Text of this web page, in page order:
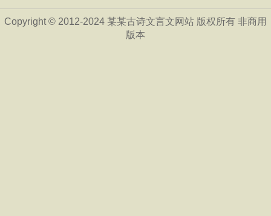
Copyright © 2012-2024 某某古诗文言文网站 版权所有 非商用
版本